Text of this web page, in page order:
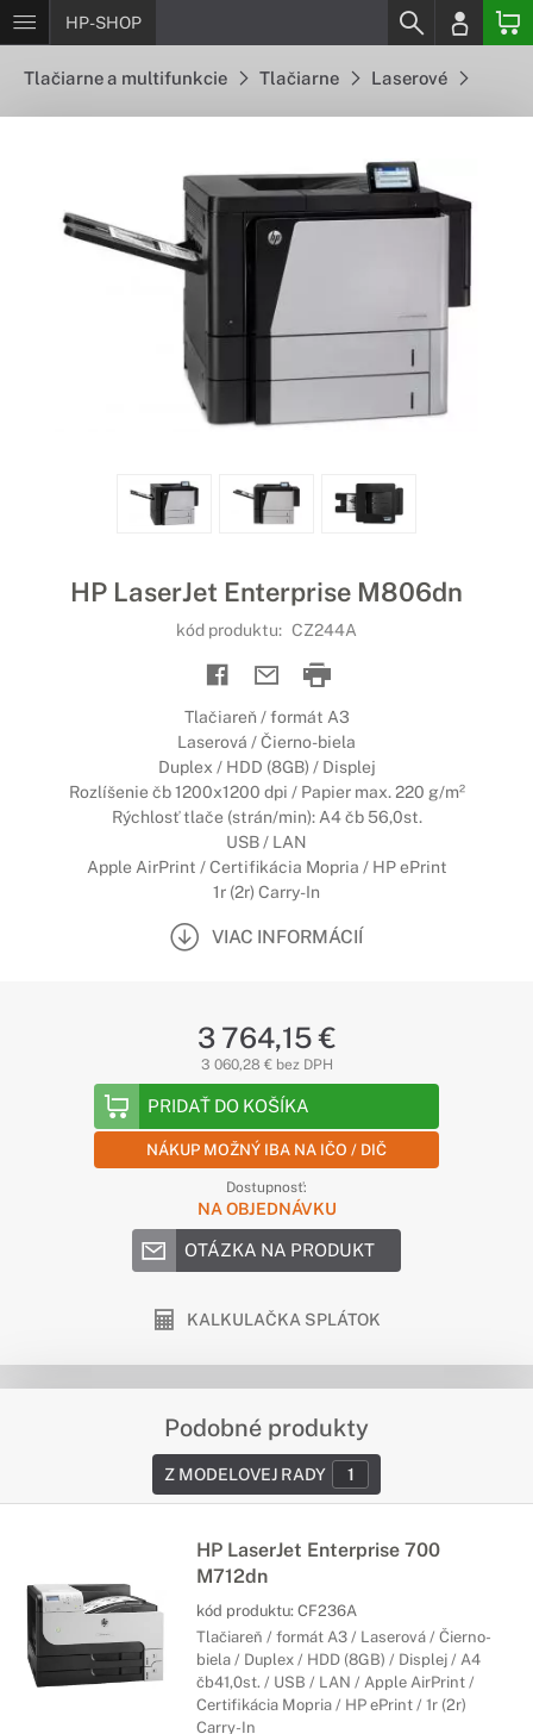
HP-SHOP
Tlačiarne a multifunkcie Tlačiarne Laserové
HP LaserJet Enterprise M806dn
kód produktu: CZ244A
Tlačiareň / formát A3
Laserová / Čierno-biela
Duplex / HDD (8GB) / Displej
Rozlíšenie čb 1200x1200 dpi / Papier max. 220 g/m²
Rýchlosť tlače (strán/min): A4 čb 56,0st.
USB / LAN
Apple AirPrint / Certifikácia Mopria / HP ePrint
1r (2r) Carry-In
VIAC INFORMÁCIÍ
3 764,15 €
3 060,28 € bez DPH
PRIDAŤ DO KOŠÍKA
NÁKUP MOŽNÝ IBA NA IČO / DIČ
Dostupnosť:
NA OBJEDNÁVKU
OTÁZKA NA PRODUKT
KALKULAČKA SPLÁTOK
Podobné produkty
Z MODELOVEJ RADY 1
HP LaserJet Enterprise 700
M712dn
kód produktu: CF236A
Tlačiareň / formát A3 / Laserová / Čierno-
biela / Duplex / HDD (8GB) / Displej / A4
čb41,0st. / USB / LAN / Apple AirPrint /
Certifikácia Mopria / HP ePrint / 1r (2r)
Carry-In